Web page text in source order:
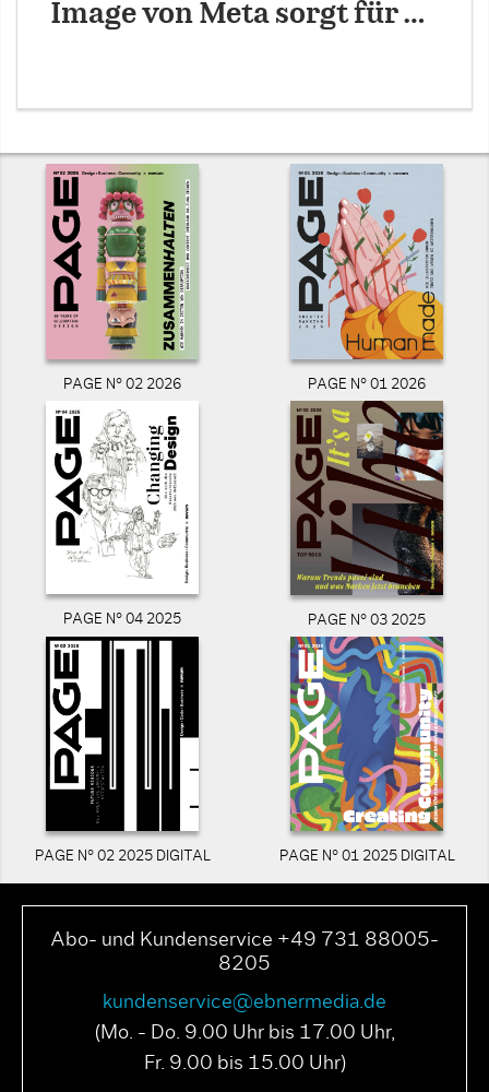
Image von Meta sorgt für …
PAGE N° 02 2026 PAGE N° 01 2026
PAGE N° 04 2025 PAGE N° 03 2025
PAGE N° 02 2025 DIGITAL PAGE N° 01 2025 DIGITAL
Abo- und Kundenservice +49 731 88005-
8205
kundenservice@ebnermedia.de
(Mo. - Do. 9.00 Uhr bis 17.00 Uhr,
Fr. 9.00 bis 15.00 Uhr)